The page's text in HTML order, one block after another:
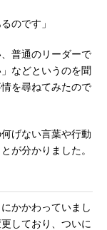
のです」
普通のリーダーで
などというのを聞
を尋ねてみたので
げない言葉や行動
が分かりました。
かかわっていまし
しており、ついに